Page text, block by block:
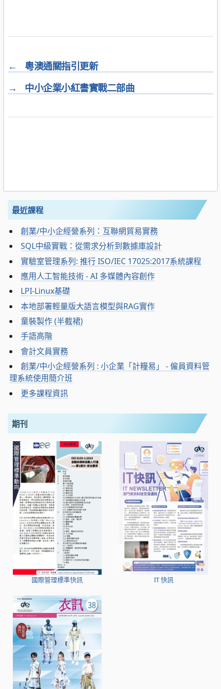
←
粵澳通關指引更新
→
中小企業小紅書實戰二部曲
最近課程
創業/中小企經營系列：互聯網貿易實務
SQL中級實戰：從需求分析到數據庫設計
實驗室管理系列: 推行 ISO/IEC 17025:2017系統課程
應用人工智能技術 - AI 多媒體內容創作
LPI-Linux基礎
本地部署輕量版大語言模型與RAG實作
童裝製作 (半截裙)
手語高階
會計文員實務
創業/中小企經營系列 : 小企業「計糧易」 - 僱員資料管
理系統使用簡介班
更多課程資訊
期刊
國際管理標準快訊 IT 快訊